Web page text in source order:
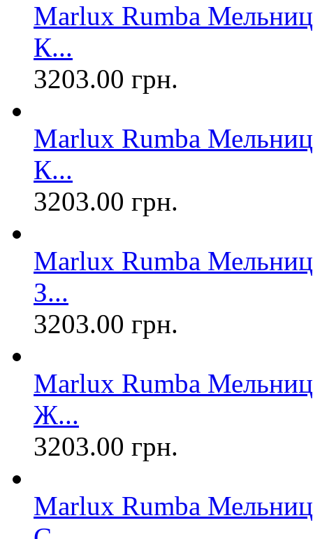
Marlux Rumba
К...
3203.00 грн.
Marlux Rumba
К...
3203.00 грн.
Marlux Rumba
З...
3203.00 грн.
Marlux Rumba
Ж...
3203.00 грн.
Marlux Rumba